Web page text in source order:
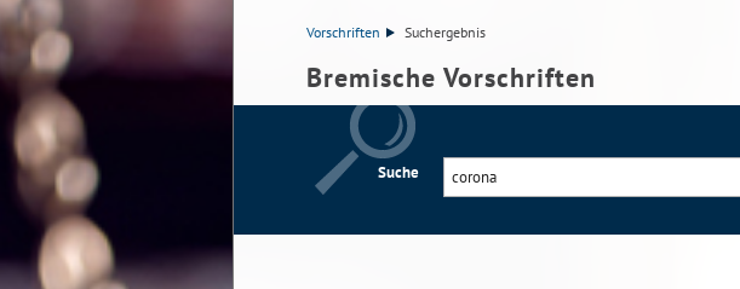
Vorschriften Suchergebnis
Bremische Vorschriften
Suche